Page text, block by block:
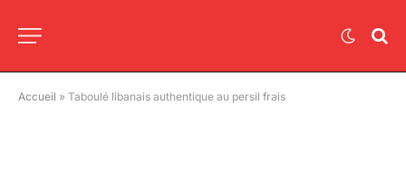
Accueil » Taboulé libanais authentique au persil frais